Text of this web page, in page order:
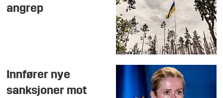
angrep
Innfører nye
sanksjoner mot